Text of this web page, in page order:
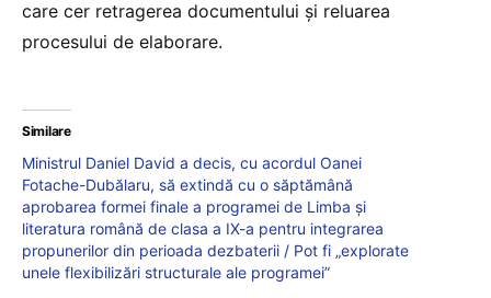
care cer retragerea documentului și reluarea
procesului de elaborare.
Similare
Ministrul Daniel David a decis, cu acordul Oanei
Fotache-Dubălaru, să extindă cu o săptămână
aprobarea formei finale a programei de Limba și
literatura română de clasa a IX-a pentru integrarea
propunerilor din perioada dezbaterii / Pot fi „explorate
unele flexibilizări structurale ale programei”